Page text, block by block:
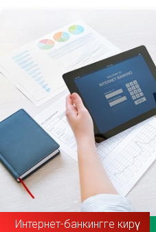
Интернет-банкингге кирүү